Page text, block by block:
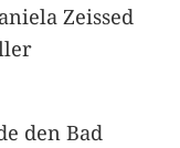
Zeissed
den Bad